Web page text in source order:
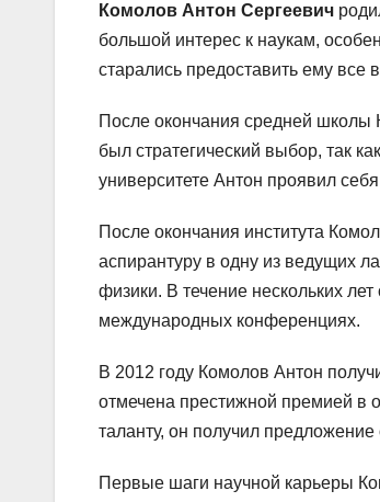
Комолов Антон Сергеевич
большой интерес к наукам,
старались предоставить ему все
После окончания средней школы
был стратегический выбор, так
университете Антон проявил
После окончания института
аспирантуру в одну из ведущих
физики. В течение нескольких
международных конференциях.
В 2012 году Комолов Антон
отмечена престижной премией в
таланту, он получил
Первые шаги научной карьеры